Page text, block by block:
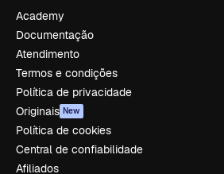
Academy
Documentação
Atendimento
Termos e condições
Política de privacidade
Originais New
Política de cookies
Central de confiabilidade
Afiliados